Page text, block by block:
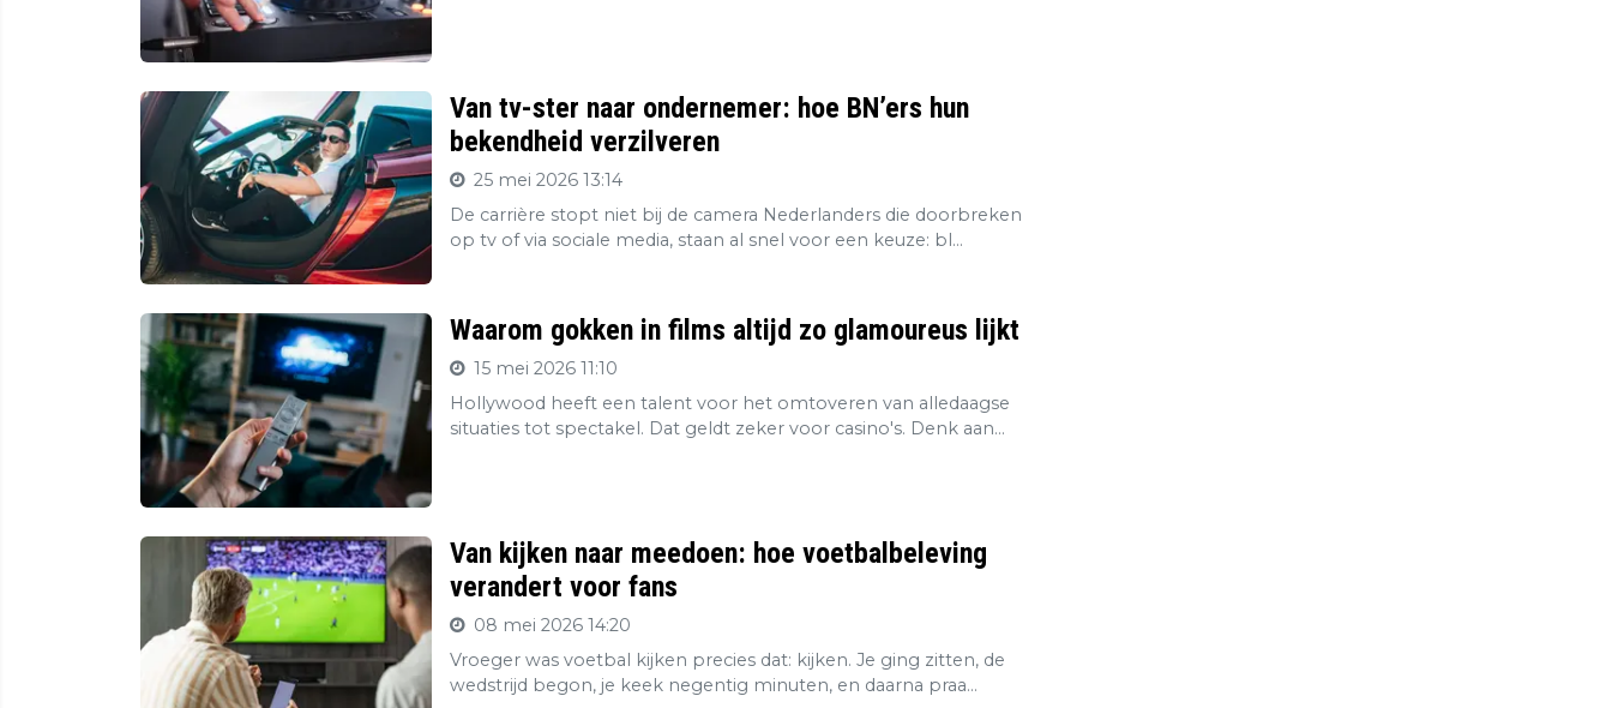
Van tv-ster naar ondernemer: hoe BN’ers hun
bekendheid verzilveren
25 mei 2026 13:14
De carrière stopt niet bij de camera Nederlanders die doorbreken
op tv of via sociale media, staan al snel voor een keuze: bl...
Waarom gokken in films altijd zo glamoureus lijkt
15 mei 2026 11:10
Hollywood heeft een talent voor het omtoveren van alledaagse
situaties tot spectakel. Dat geldt zeker voor casino's. Denk aan...
Van kijken naar meedoen: hoe voetbalbeleving
verandert voor fans
08 mei 2026 14:20
Vroeger was voetbal kijken precies dat: kijken. Je ging zitten, de
wedstrijd begon, je keek negentig minuten, en daarna praa...